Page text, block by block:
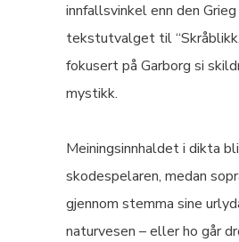
innfallsvinkel enn den
tekstutvalget til
fokusert på Garborg si
mystikk.
Meiningsinnhaldet i dikta
skodespelaren, medan
gjennom stemma sine
naturvesen – eller ho går